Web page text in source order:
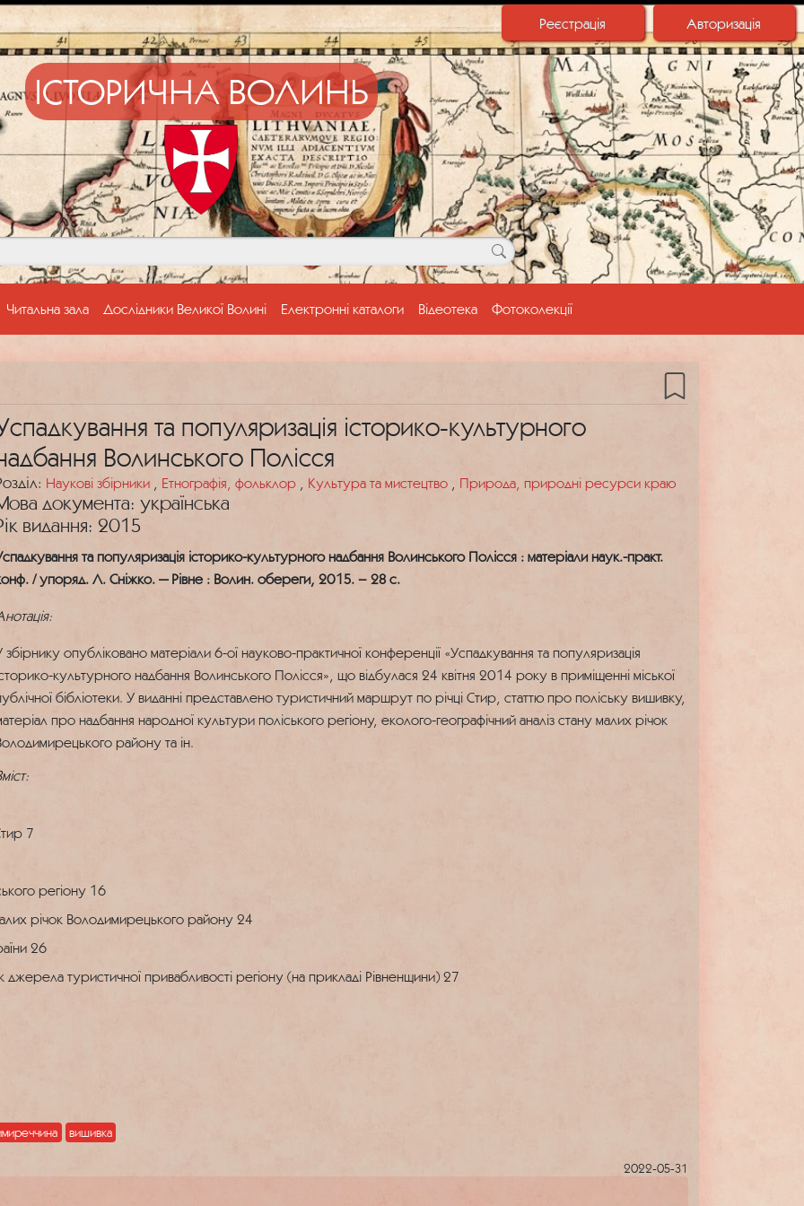
Авторизація
Реєстрація
ІСТОРИЧНА ВОЛИНЬ
Читальна зала Дослідники Великої Волині Електронні каталоги Відеотека Фотоколекції
та популяризація історико-культурного
Волинського Полісся
Наукові збірники Етнографія, фольклор Культура та мистецтво Природа, природні ресурси краю
документа: українська
видання: 2015
та популяризація історико-культурного надбання Волинського Полісся : матеріали наук.-практ.
/ упоряд. Л. Сніжко. — Рівне : Волин. обереги, 2015. – 28 с.
збірнику опубліковано матеріали 6-ої науково-практичної конференції «Успадкування та популяризація
культурного надбання Волинського Полісся», що відбулася 24 квітня 2014 року в приміщенні міської
бібліотеки. У виданні представлено туристичний маршрут по річці Стир, статтю про поліську вишивку,
про надбання народної культури поліського регіону, еколого-географічний аналіз стану малих річок
району та ін.
7
регіону 16
річок Володимирецького району 24
26
туристичної привабливості регіону (на прикладі Рівненщини) 27
вишивка
2022-05-31